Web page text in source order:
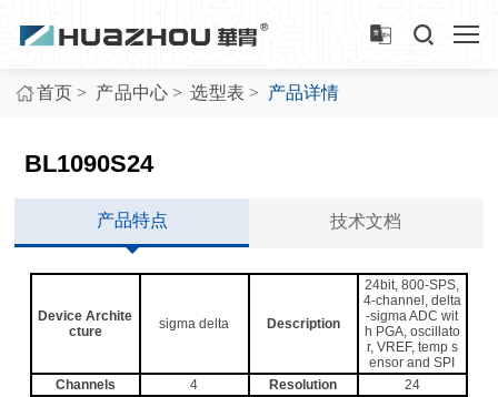
首页 > 产品中心 > 选型表 > 产品详情
BL1090S24
产品特点 技术文档
Device Archite
cture
sigma delta Description
24bit, 800-SPS,
4-channel, delta
-sigma ADC wit
h PGA, oscillato
r, VREF, temp s
ensor and SPI
Channels
4 Resolution
24